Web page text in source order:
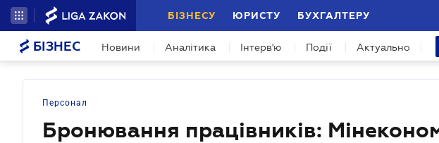
БІЗНЕСУ ЮРИСТУ БУХГАЛТЕРУ
БІЗНЕС Новини Аналітика Інтерв'ю Події Актуально
Персонал
Бронювання працівників: